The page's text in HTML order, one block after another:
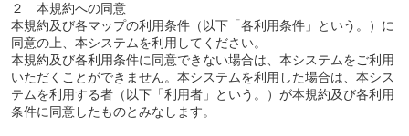
２ 本規約への同意
本規約及び各マップの利用条件（以下「各利用条件」という。）に
同意の上、本システムを利用してください。
本規約及び各利用条件に同意できない場合は、本システムをご利用
いただくことができません。本システムを利用した場合は、本シス
テムを利用する者（以下「利用者」という。）が本規約及び各利用
条件に同意したものとみなします。